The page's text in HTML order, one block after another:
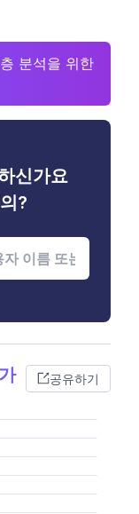
분석을 위한
신가요
?
공유하기